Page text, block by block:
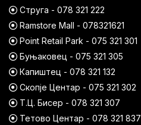
Струга - 078 321 222
Ramstore Mall - 078321621
Point Retail Park - 075 321 301
Буњаковец - 075 321 305
Капиштец - 078 321 132
Скопје Центар - 075 321 302
Т.Ц. Бисер - 078 321 307
Тетово Центар - 078 321 837